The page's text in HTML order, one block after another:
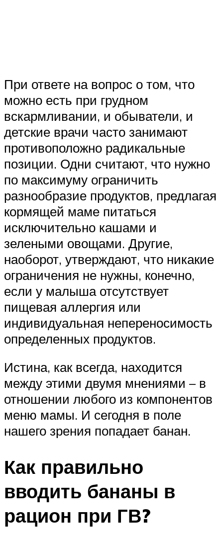
При ответе на вопрос о том, что
можно есть при грудном
вскармливании, и обыватели, и
детские врачи часто занимают
противоположно радикальные
позиции. Одни считают, что нужно
по максимуму ограничить
разнообразие продуктов, предлагая
кормящей маме питаться
исключительно кашами и
зелеными овощами. Другие,
наоборот, утверждают, что никакие
ограничения не нужны, конечно,
если у малыша отсутствует
пищевая аллергия или
индивидуальная непереносимость
определенных продуктов.
Истина, как всегда, находится
между этими двумя мнениями – в
отношении любого из компонентов
меню мамы. И сегодня в поле
нашего зрения попадает банан.
Как правильно
вводить бананы в
рацион при ГВ?